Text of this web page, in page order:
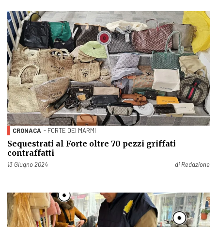
CRONACA - FORTE DEI MARMI
Sequestrati al Forte oltre 70 pezzi griffati
contraffatti
Pubblicato il
13 Giugno 2024 di Redazione